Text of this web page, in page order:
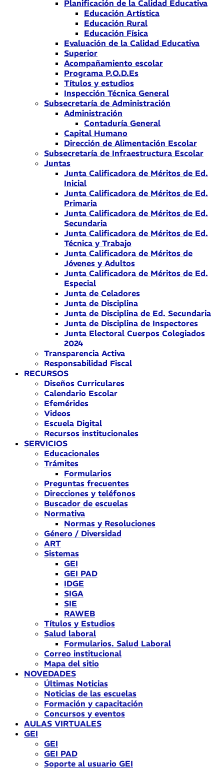
Planificación de la Calidad Educativa
Educación Artística
Educación Rural
Educación Física
Evaluación de la Calidad Educativa
Superior
Acompañamiento escolar
Programa P.O.D.Es
Títulos y estudios
Inspección Técnica General
Subsecretaría de Administración
Administración
Contaduría General
Capital Humano
Dirección de Alimentación Escolar
Subsecretaría de Infraestructura Escolar
Juntas
Junta Calificadora de Méritos de Ed.
Inicial
Junta Calificadora de Méritos de Ed.
Primaria
Junta Calificadora de Méritos de Ed.
Secundaria
Junta Calificadora de Méritos de Ed.
Técnica y Trabajo
Junta Calificadora de Méritos de
Jóvenes y Adultos
Junta Calificadora de Méritos de Ed.
Especial
Junta de Celadores
Junta de Disciplina
Junta de Disciplina de Ed. Secundaria
Junta de Disciplina de Inspectores
Junta Electoral Cuerpos Colegiados
2024
Transparencia Activa
Responsabilidad Fiscal
RECURSOS
Diseños Curriculares
Calendario Escolar
Efemérides
Videos
Escuela Digital
Recursos institucionales
SERVICIOS
Educacionales
Trámites
Formularios
Preguntas frecuentes
Direcciones y teléfonos
Buscador de escuelas
Normativa
Normas y Resoluciones
Género / Diversidad
ART
Sistemas
GEI
GEI PAD
IDGE
SIGA
SIE
RAWEB
Títulos y Estudios
Salud laboral
Formularios. Salud Laboral
Correo institucional
Mapa del sitio
NOVEDADES
Últimas Noticias
Noticias de las escuelas
Formación y capacitación
Concursos y eventos
AULAS VIRTUALES
GEI
GEI
GEI PAD
Soporte al usuario GEI